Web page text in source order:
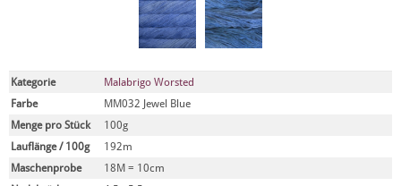
Kategorie
Malabrigo Worsted
Farbe
MM032 Jewel Blue
Menge pro Stück
100g
Lauflänge / 100g
192m
Maschenprobe
18M = 10cm